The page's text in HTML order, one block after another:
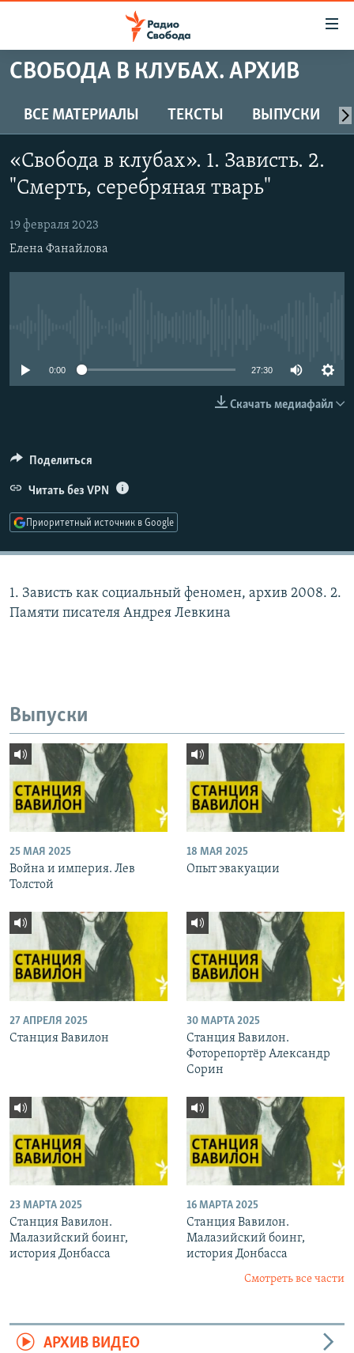
упрощенного
Вернуться
к
основному
содержанию
Вернутся
главной
навигации
Вернутся
ПРОГРАММЫ
ПОДКАСТЫ
ЦИТАТЫ СВОБОДЫ
МНЕНИЯ
КУЛЬТУРА
IDEL.РЕАЛИИ
РАСПИСАНИЕ ВЕЩАНИЯ
СВОБОДА В КЛУБАХ. АРХИВ
ВСЕ МАТЕРИАЛЫ ТЕКСТЫ ВЫПУСКИ
«Свобода в клубах». 1. Зависть. 2.
"Смерть, серебряная тварь"
19 февраля 2023
Елена Фанайлова
0:00 27:30
Скачать медиафайл
Поделиться
Читать без VPN
Приоритетный источник в Google
1. Зависть как социальный феномен, архив 2008. 2.
Памяти писателя Андрея Левкина
Выпуски
25 МАЯ 2025
Война и империя. Лев
Толстой
18 МАЯ 2025
Опыт эвакуации
27 АПРЕЛЯ 2025
Станция Вавилон
30 МАРТА 2025
Станция Вавилон.
Фоторепортёр Александр
Сорин
23 МАРТА 2025
Станция Вавилон.
Малазийский боинг,
история Донбасса
16 МАРТА 2025
Станция Вавилон.
Малазийский боинг,
история Донбасса
Смотреть все части
АРХИВ ВИДЕО